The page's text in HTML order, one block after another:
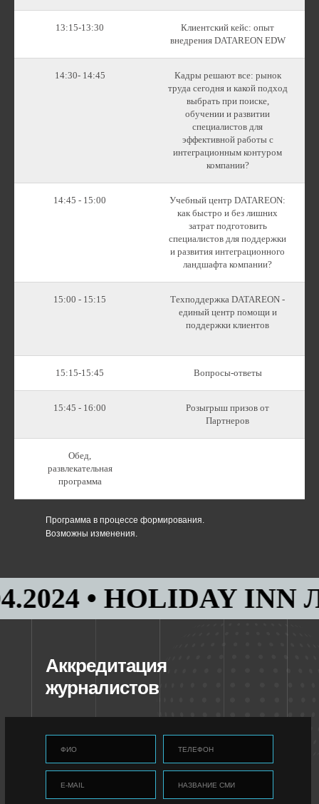
13:15-13:30
Клиентский кейс: опыт
внедрения DATAREON EDW
14:30- 14:45
Кадры решают все: рынок
труда сегодня и какой подход
выбрать при поиске,
обучении и развитии
специалистов для
эффективной работы с
интеграционным контуром
компании?
14:45 - 15:00
Учебный центр DATAREON:
как быстро и без лишних
затрат подготовить
специалистов для поддержки
и развития интеграционного
ландшафта компании?
15:00 - 15:15
Техподдержка DATAREON -
единый центр помощи и
поддержки клиентов
15:15-15:45 Вопросы-ответы
15:45 - 16:00
Розыгрыш призов от
Партнеров
Обед,
развлекательная
программа
Программа в процессе формирования.
Возможны изменения.
• HOLIDAY INN
Аккредитация
журналистов